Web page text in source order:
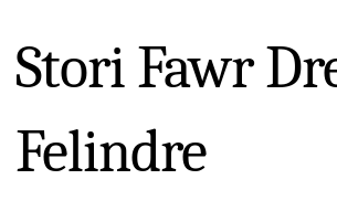
Stori Fawr
Felindre